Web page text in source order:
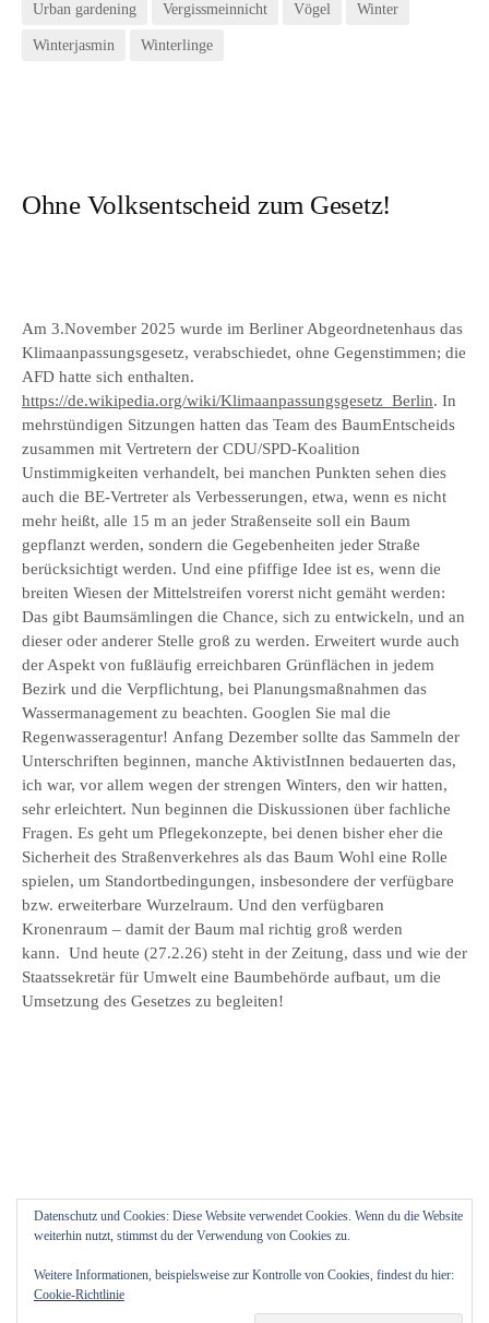
Urban gardening Vergissmeinnicht Vögel Winter
Winterjasmin Winterlinge
Ohne Volksentscheid zum Gesetz!
Am 3.November 2025 wurde im Berliner Abgeordnetenhaus das
Klimaanpassungsgesetz, verabschiedet, ohne Gegenstimmen; die
AFD hatte sich enthalten.
https://de.wikipedia.org/wiki/Klimaanpassungsgesetz_Berlin. In
mehrstündigen Sitzungen hatten das Team des BaumEntscheids
zusammen mit Vertretern der CDU/SPD-Koalition
Unstimmigkeiten verhandelt, bei manchen Punkten sehen dies
auch die BE-Vertreter als Verbesserungen, etwa, wenn es nicht
mehr heißt, alle 15 m an jeder Straßenseite soll ein Baum
gepflanzt werden, sondern die Gegebenheiten jeder Straße
berücksichtigt werden. Und eine pfiffige Idee ist es, wenn die
breiten Wiesen der Mittelstreifen vorerst nicht gemäht werden:
Das gibt Baumsämlingen die Chance, sich zu entwickeln, und an
dieser oder anderer Stelle groß zu werden. Erweitert wurde auch
der Aspekt von fußläufig erreichbaren Grünflächen in jedem
Bezirk und die Verpflichtung, bei Planungsmaßnahmen das
Wassermanagement zu beachten. Googlen Sie mal die
Regenwasseragentur! Anfang Dezember sollte das Sammeln der
Unterschriften beginnen, manche AktivistInnen bedauerten das,
ich war, vor allem wegen der strengen Winters, den wir hatten,
sehr erleichtert. Nun beginnen die Diskussionen über fachliche
Fragen. Es geht um Pflegekonzepte, bei denen bisher eher die
Sicherheit des Straßenverkehres als das Baum Wohl eine Rolle
spielen, um Standortbedingungen, insbesondere der verfügbare
bzw. erweiterbare Wurzelraum. Und den verfügbaren
Kronenraum – damit der Baum mal richtig groß werden
kann. Und heute (27.2.26) steht in der Zeitung, dass und wie der
Staatssekretär für Umwelt eine Baumbehörde aufbaut, um die
Umsetzung des Gesetzes zu begleiten!
Datenschutz und Cookies: Diese Website verwendet Cookies. Wenn du die Website
weiterhin nutzt, stimmst du der Verwendung von Cookies zu.
Weitere Informationen, beispielsweise zur Kontrolle von Cookies, findest du hier:
Cookie-Richtlinie